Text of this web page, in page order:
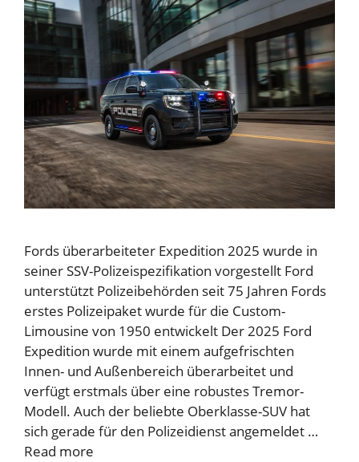
Fords überarbeiteter Expedition 2025 wurde in
seiner SSV-Polizeispezifikation vorgestellt Ford
unterstützt Polizeibehörden seit 75 Jahren Fords
erstes Polizeipaket wurde für die Custom-
Limousine von 1950 entwickelt Der 2025 Ford
Expedition wurde mit einem aufgefrischten
Innen- und Außenbereich überarbeitet und
verfügt erstmals über eine robustes Tremor-
Modell. Auch der beliebte Oberklasse-SUV hat
sich gerade für den Polizeidienst angemeldet …
Read more